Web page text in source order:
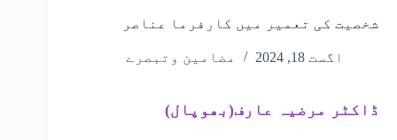
شخصیت کی تعمیر میں کارفرما عناصر
اگست 18, 2024 مضامین وتبصرے
ڈاکٹر مرضیہ عارف(بھوپال)